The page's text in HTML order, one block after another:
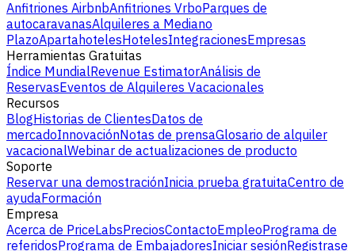
Anfitriones AirbnbAnfitriones VrboParques de
autocaravanasAlquileres a Mediano
PlazoApartahotelesHotelesIntegracionesEmpresas
Herramientas Gratuitas
Índice MundialRevenue EstimatorAnálisis de
ReservasEventos de Alquileres Vacacionales
Recursos
BlogHistorias de ClientesDatos de
mercadoInnovaciónNotas de prensaGlosario de alquiler
vacacionalWebinar de actualizaciones de producto
Soporte
Reservar una demostraciónInicia prueba gratuitaCentro de
ayudaFormación
Empresa
Acerca de PriceLabsPreciosContactoEmpleoPrograma de
referidosPrograma de EmbajadoresIniciar sesiónRegistrase